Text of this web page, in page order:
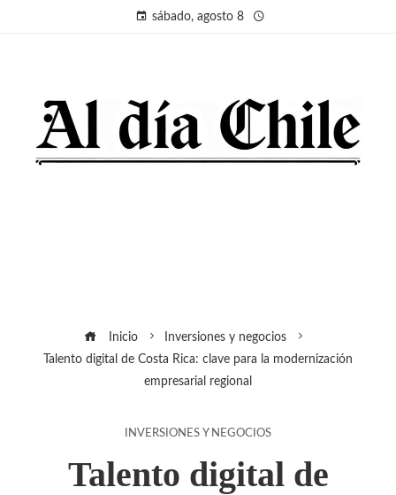
sábado, agosto 8
Inicio
Inversiones y negocios
Talento digital de Costa Rica: clave para la modernización
empresarial regional
INVERSIONES Y NEGOCIOS
Talento digital de